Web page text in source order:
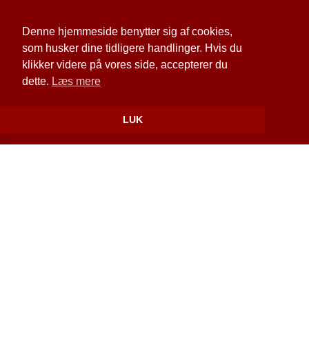
Denne hjemmeside benytter sig af cookies,
som husker dine tidligere handlinger. Hvis du
klikker videre på vores side, accepterer du
dette. Læs mere
LUK
Email: kontakt@vestervovvov.dk
Cookie- og privatlivspolitik